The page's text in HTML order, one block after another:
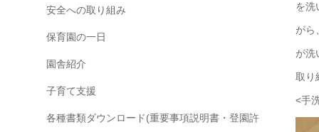
を洗
がら
が洗
取り
<手
安全への取り組み
保育園の一日
園舎紹介
子育て支援
各種書類ダウンロード(重要事項説明書・登園許